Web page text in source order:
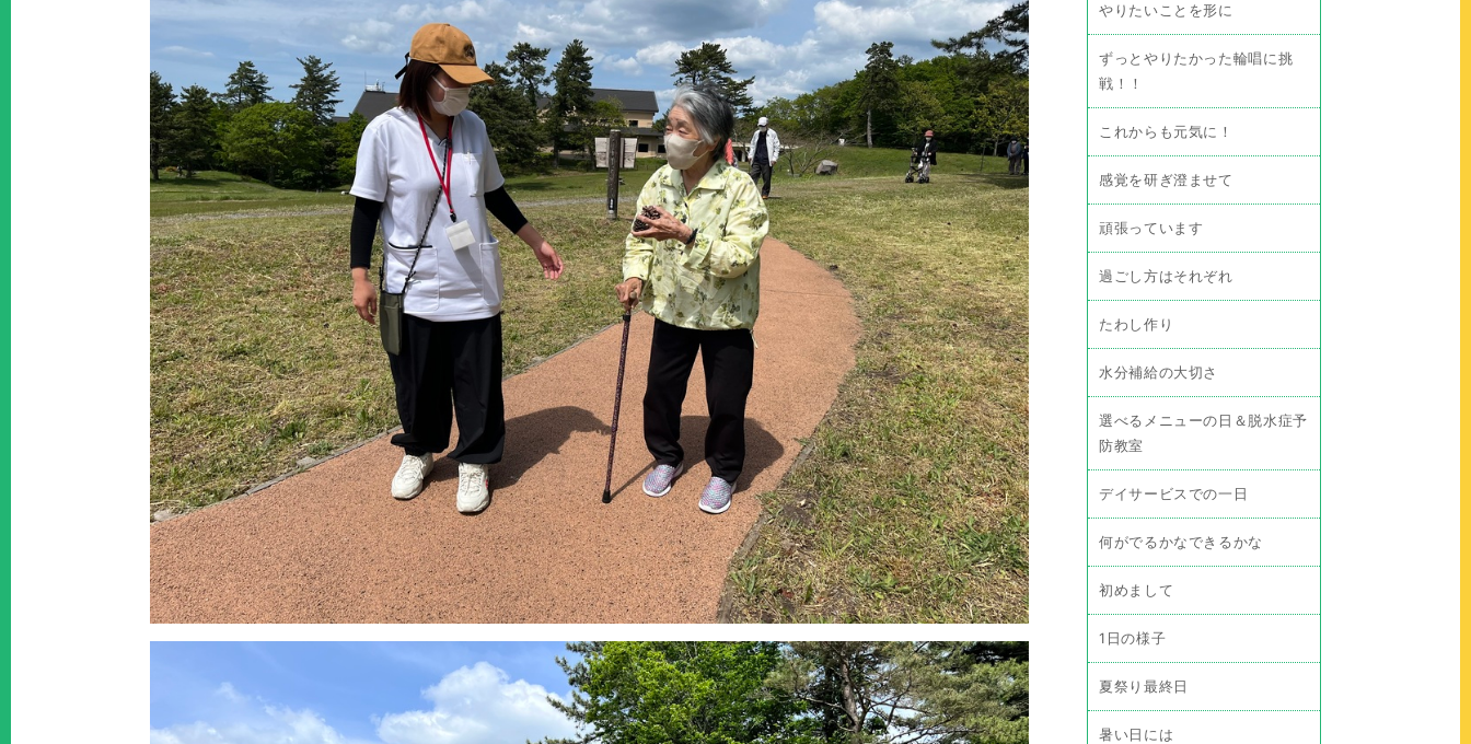
やりたいことを形に
ずっとやりたかった輪唱に挑
戦！！
これからも元気に！
感覚を研ぎ澄ませて
頑張っています
過ごし方はそれぞれ
たわし作り
水分補給の大切さ
選べるメニューの日＆脱水症予
防教室
デイサービスでの一日
何がでるかなできるかな
初めまして
1日の様子
夏祭り最終日
暑い日には